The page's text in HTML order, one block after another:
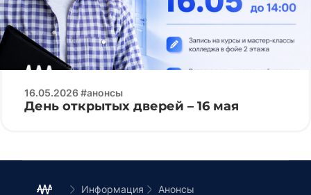
16.05.2026 #анонсы
День открытых дверей – 16 мая
Информация Анонсы